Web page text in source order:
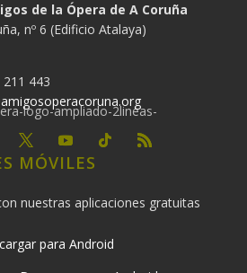
de la Ópera de A Coruña
nº 6 (Edificio Atalaya)
211 443
MÓVILES
nuestras aplicaciones gratuitas
para Android